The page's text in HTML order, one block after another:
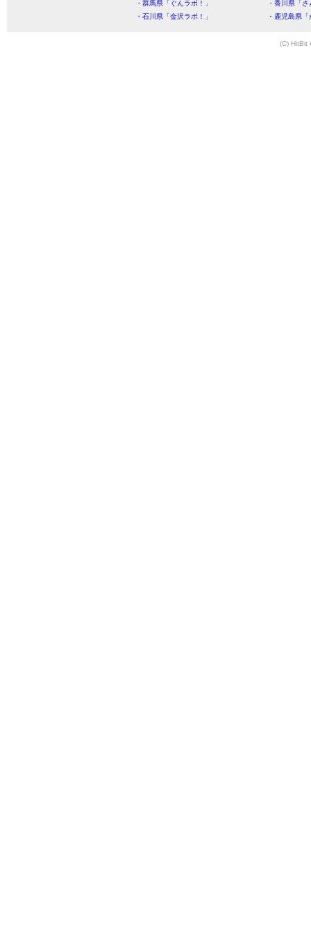
・群馬県「ぐんラボ！」
・香川県「
・石川県「金沢ラボ！」
・鹿児島県
(C) HitBit